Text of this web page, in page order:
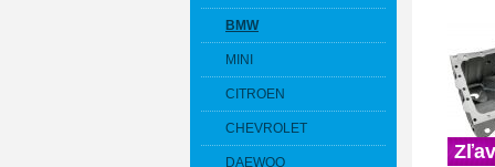
BMW
MINI
CITROEN
CHEVROLET
DAEWOO